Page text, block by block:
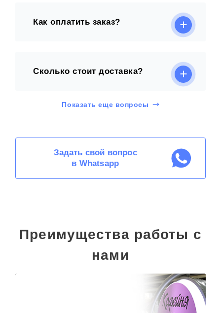
Как оплатить заказ?
Сколько стоит доставка?
Показать еще вопросы
Задать свой вопрос
в Whatsapp
Преимущества работы с
нами